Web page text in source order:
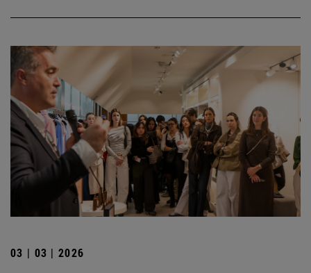
03 | 03 | 2026